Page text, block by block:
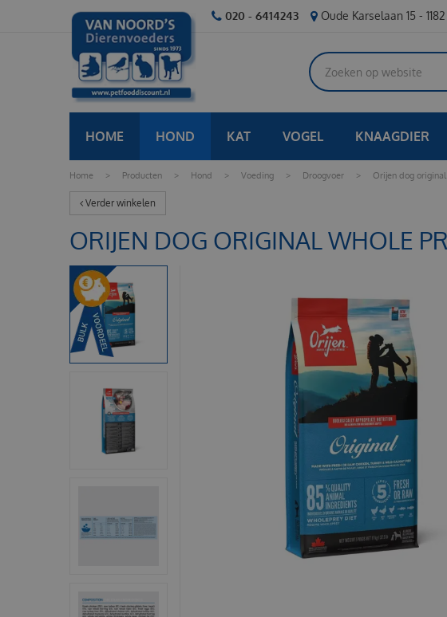
Home > Producten > Hond > Voeding > Droogvoer > Orijen dog
020 - 6414243 Oude Karselaan 15 -
HOME HOND KAT VOGEL KNAAGDIER
Verder winkelen
ORIJEN DOG ORIGINAL WHOLE